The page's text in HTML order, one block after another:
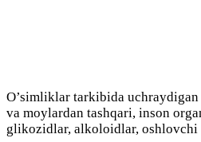
O’simliklar tarkibida
va moylardan tashqari, inson
glikozidlar, alkoloidlar,